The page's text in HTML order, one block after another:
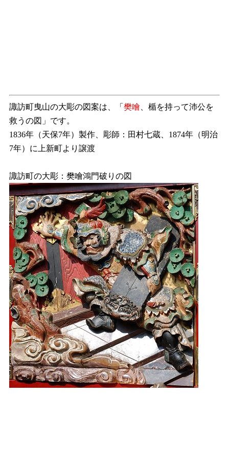
諏訪町曳山の大彫の図案は、「 樊噲 、楯を持って沛公を
救うの図」です。
1836年（天保7年）製作、彫師：田村七蔵、1874年（明治
7年）に上新町より譲渡
諏訪町の大彫：樊噲鴻門破りの図